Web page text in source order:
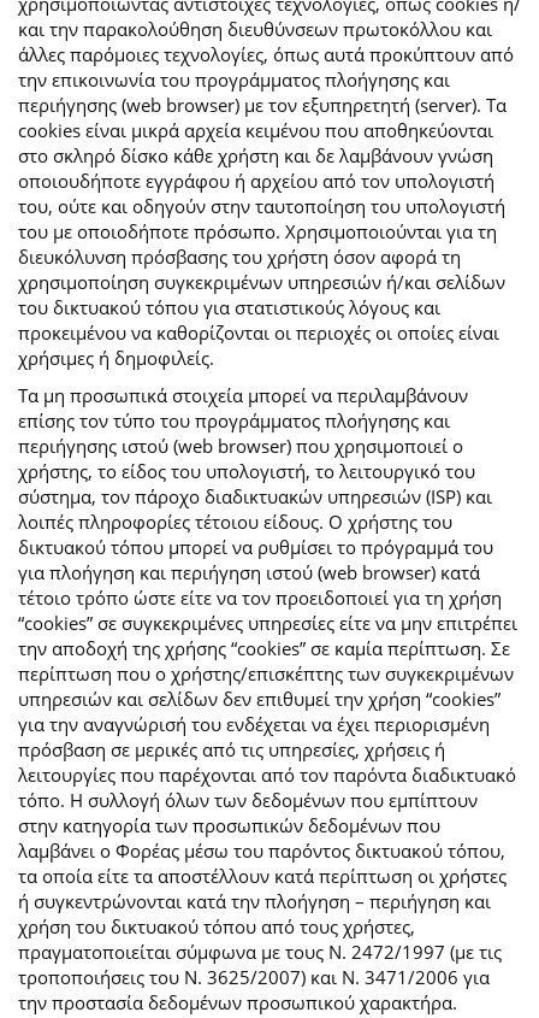
και την παρακολούθηση διευθύνσεων πρωτοκόλλου και
άλλες παρόμοιες τεχνολογίες, όπως αυτά προκύπτουν από
την επικοινωνία του προγράμματος πλοήγησης και
περιήγησης (web browser) με τον εξυπηρετητή (server). Τα
cookies είναι μικρά αρχεία κειμένου που αποθηκεύονται
στο σκληρό δίσκο κάθε χρήστη και δε λαμβάνουν γνώση
οποιουδήποτε εγγράφου ή αρχείου από τον υπολογιστή
του, ούτε και οδηγούν στην ταυτοποίηση του υπολογιστή
του με οποιοδήποτε πρόσωπο. Χρησιμοποιούνται για τη
διευκόλυνση πρόσβασης του χρήστη όσον αφορά τη
χρησιμοποίηση συγκεκριμένων υπηρεσιών ή/και σελίδων
του δικτυακού τόπου για στατιστικούς λόγους και
προκειμένου να καθορίζονται οι περιοχές οι οποίες είναι
χρήσιμες ή δημοφιλείς.
Τα μη προσωπικά στοιχεία μπορεί να περιλαμβάνουν
επίσης τον τύπο του προγράμματος πλοήγησης και
περιήγησης ιστού (web browser) που χρησιμοποιεί ο
χρήστης, το είδος του υπολογιστή, το λειτουργικό του
σύστημα, τον πάροχο διαδικτυακών υπηρεσιών (ISP) και
λοιπές πληροφορίες τέτοιου είδους. Ο χρήστης του
δικτυακού τόπου μπορεί να ρυθμίσει το πρόγραμμά του
για πλοήγηση και περιήγηση ιστού (web browser) κατά
τέτοιο τρόπο ώστε είτε να τον προειδοποιεί για τη χρήση
“cookies” σε συγκεκριμένες υπηρεσίες είτε να μην επιτρέπει
την αποδοχή της χρήσης “cookies” σε καμία περίπτωση. Σε
περίπτωση που ο χρήστης/επισκέπτης των συγκεκριμένων
υπηρεσιών και σελίδων δεν επιθυμεί την χρήση “cookies”
για την αναγνώρισή του ενδέχεται να έχει περιορισμένη
πρόσβαση σε μερικές από τις υπηρεσίες, χρήσεις ή
λειτουργίες που παρέχονται από τον παρόντα διαδικτυακό
τόπο. Η συλλογή όλων των δεδομένων που εμπίπτουν
στην κατηγορία των προσωπικών δεδομένων που
λαμβάνει ο Φορέας μέσω του παρόντος δικτυακού τόπου,
τα οποία είτε τα αποστέλλουν κατά περίπτωση οι χρήστες
ή συγκεντρώνονται κατά την πλοήγηση – περιήγηση και
χρήση του δικτυακού τόπου από τους χρήστες,
πραγματοποιείται σύμφωνα με τους Ν. 2472/1997 (με τις
τροποποιήσεις του Ν. 3625/2007) και Ν. 3471/2006 για
την προστασία δεδομένων προσωπικού χαρακτήρα.